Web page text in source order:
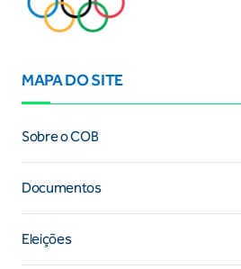
MAPA DO SITE
Sobre o COB
Documentos
Eleições